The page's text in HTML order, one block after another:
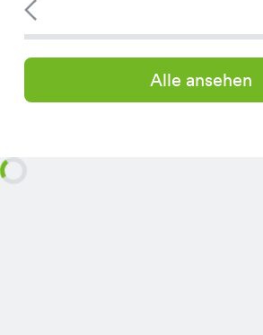
Alle ansehen